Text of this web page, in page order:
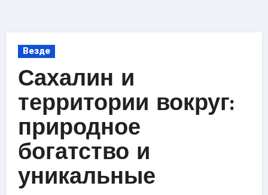
Везде
Сахалин и
территории вокруг:
природное
богатство и
уникальные